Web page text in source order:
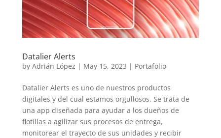
Datalier Alerts
by Adrián López | May 15, 2023 | Portafolio
Datalier Alerts es uno de nuestros productos
digitales y del cual estamos orgullosos. Se trata de
una app diseñada para ayudar a los dueños de
flotillas a agilizar sus procesos de entrega,
monitorear el trayecto de sus unidades y recibir